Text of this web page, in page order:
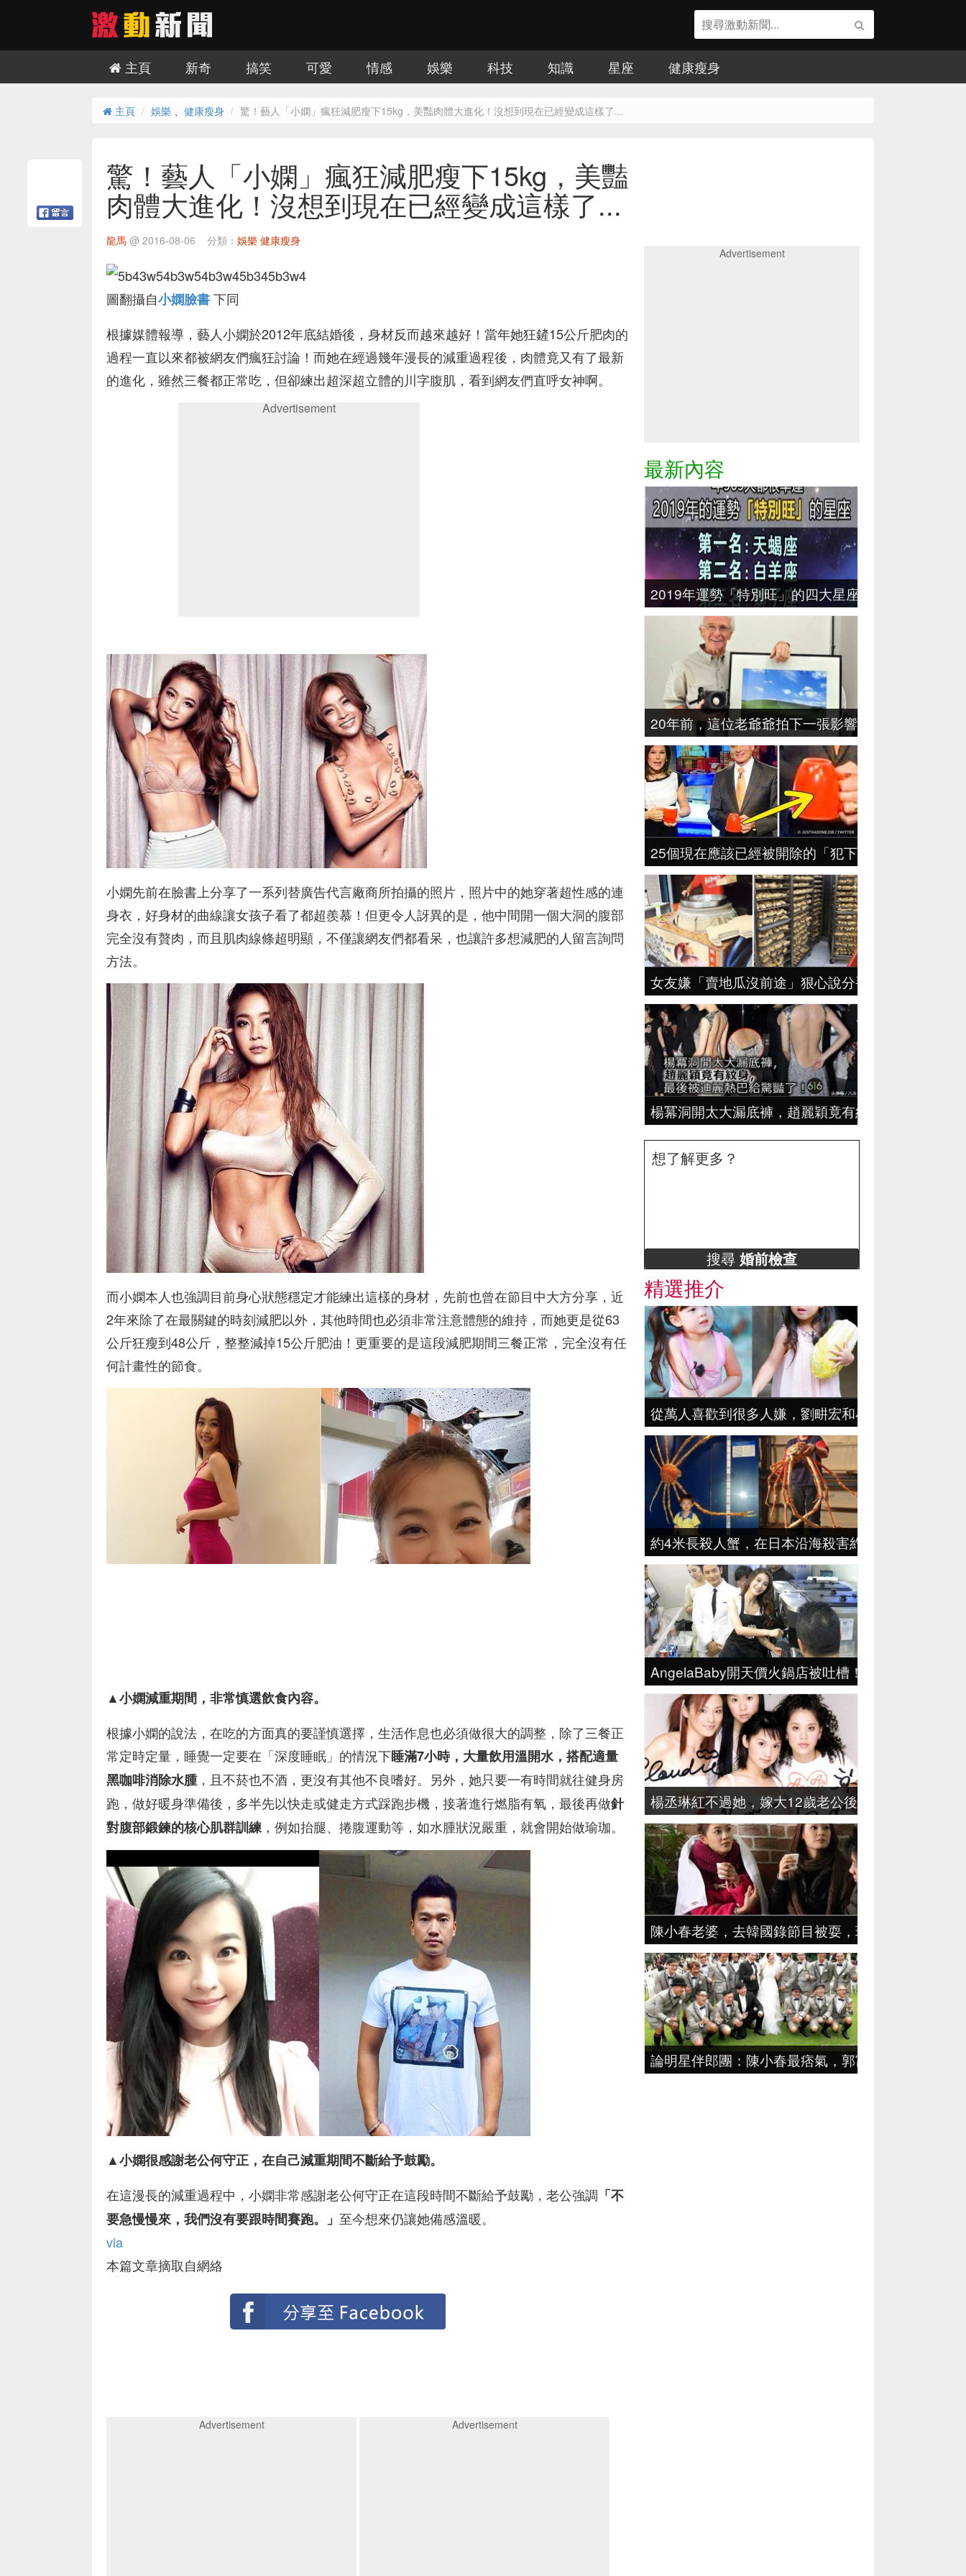
主頁 新奇 搞笑 可愛 情感 娛樂 科技 知識 星座 健康瘦身
主頁 娛樂 、 健康瘦身 驚！藝人「小嫻」瘋狂減肥瘦下15kg，美豔肉體大進化！沒想到現在已經變成這樣了...
驚！藝人「小嫻」瘋狂減肥瘦下15kg，美豔
肉體大進化！沒想到現在已經變成這樣了...
龍馬 @ 2016-08-06 分類： 娛樂 健康瘦身
圖翻攝自小嫻臉書下同
根據媒體報導，藝人小嫻於2012年底結婚後，身材反而越來越好！當年她狂鏟15公斤肥肉的
過程一直以來都被網友們瘋狂討論！而她在經過幾年漫長的減重過程後，肉體竟又有了最新
的進化，雖然三餐都正常吃，但卻練出超深超立體的川字腹肌，看到網友們直呼女神啊。
Advertisement
小嫻先前在臉書上分享了一系列替廣告代言廠商所拍攝的照片，照片中的她穿著超性感的連
身衣，好身材的曲線讓女孩子看了都超羨慕！但更令人訝異的是，他中間開一個大洞的腹部
完全沒有贅肉，而且肌肉線條超明顯，不僅讓網友們都看呆，也讓許多想減肥的人留言詢問
方法。
而小嫻本人也強調目前身心狀態穩定才能練出這樣的身材，先前也曾在節目中大方分享，近
2年來除了在最關鍵的時刻減肥以外，其他時間也必須非常注意體態的維持，而她更是從63
公斤狂瘦到48公斤，整整減掉15公斤肥油！更重要的是這段減肥期間三餐正常，完全沒有任
何計畫性的節食。
▲小嫻減重期間，非常慎選飲食內容。
根據小嫻的說法，在吃的方面真的要謹慎選擇，生活作息也必須做很大的調整，除了三餐正
常定時定量，睡覺一定要在「深度睡眠」的情況下睡滿7小時，大量飲用溫開水，搭配適量
黑咖啡消除水腫，且不菸也不酒，更沒有其他不良嗜好。另外，她只要一有時間就往健身房
跑，做好暖身準備後，多半先以快走或健走方式踩跑步機，接著進行燃脂有氧，最後再做針
對腹部鍛鍊的核心肌群訓練，例如抬腿、捲腹運動等，如水腫狀況嚴重，就會開始做瑜珈。
▲小嫻很感謝老公何守正，在自己減重期間不斷給予鼓勵。
在這漫長的減重過程中，小嫻非常感謝老公何守正在這段時間不斷給予鼓勵，老公強調 「不
要急慢慢來，我們沒有要跟時間賽跑。」 至今想來仍讓她備感溫暖。
via
本篇文章摘取自網絡
Advertisement Advertisement
Advertisement
最新內容
2019年運勢「特別旺」的四大星座，天蠍座每一天
20年前，這位老爺爺拍下一張影響10億人的照片，
25個現在應該已經被開除的「犯下大錯天兵員工」
女友嫌「賣地瓜沒前途」狠心說分手，地瓜哥拼4
楊冪洞開太大漏底褲，趙麗穎竟有紋身，最後被迪
想了解更多？
搜尋 婚前檢查
精選推介
從萬人喜歡到很多人嫌，劉畊宏和小泡芙究竟做錯
約4米長殺人蟹，在日本沿海殺害約20人，或遭到變
AngelaBaby開天價火鍋店被吐槽！趙麗穎家的店才
楊丞琳紅不過她，嫁大12歲老公後，剛剖完又懷孕
陳小春老婆，去韓國錄節目被耍，現場發飆，直接
論明星伴郎團：陳小春最痞氣，郭富城最俗氣，黃